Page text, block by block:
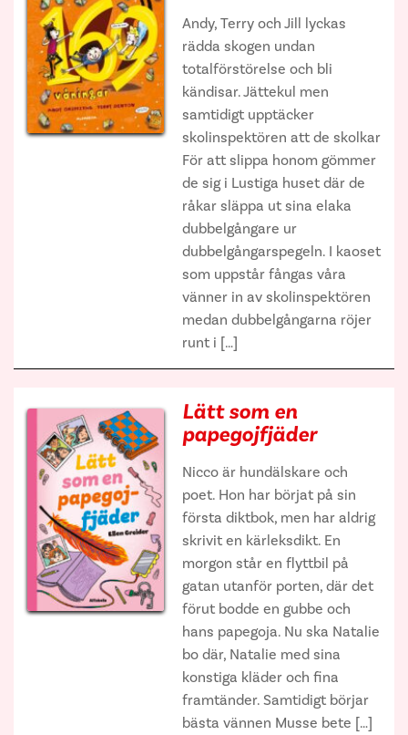
Andy, Terry och Jill lyckas
rädda skogen undan
totalförstörelse och bli
kändisar. Jättekul men
samtidigt upptäcker
skolinspektören att de skolkar
För att slippa honom gömmer
de sig i Lustiga huset där de
råkar släppa ut sina elaka
dubbelgångare ur
dubbelgångarspegeln. I kaoset
som uppstår fångas våra
vänner in av skolinspektören
medan dubbelgångarna röjer
runt i […]
Lätt som en
papegojfjäder
Nicco är hundälskare och
poet. Hon har börjat på sin
första diktbok, men har aldrig
skrivit en kärleksdikt. En
morgon står en flyttbil på
gatan utanför porten, där det
förut bodde en gubbe och
hans papegoja. Nu ska Natalie
bo där, Natalie med sina
konstiga kläder och fina
framtänder. Samtidigt börjar
bästa vännen Musse bete […]